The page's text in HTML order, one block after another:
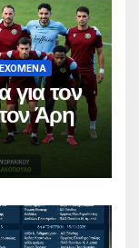
για τον
Άρη